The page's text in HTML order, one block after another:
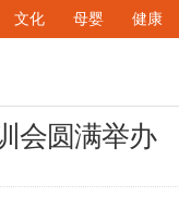
文化 母婴 健康
会圆满举办